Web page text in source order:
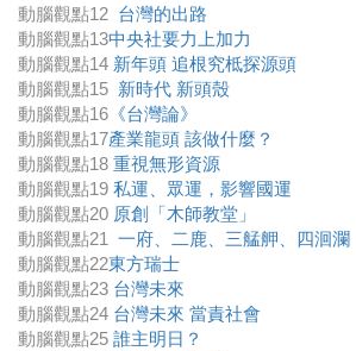
動腦觀點12 台灣的出路
動腦觀點13中央社要力上加力
動腦觀點14 新年頭 追根究柢探源頭
動腦觀點15 新時代 新頭殼
動腦觀點16 《台灣論》
動腦觀點17產業龍頭 該做什麼？
動腦觀點18 重視無形資源
動腦觀點19 私運、眾運，影響國運
動腦觀點20 原創「木師教堂」
動腦觀點21 一府、二鹿、三艋舺、四洄瀾
動腦觀點22東方瑞士
動腦觀點23 台灣未來
動腦觀點24 台灣未來 當責社會
動腦觀點25 誰主明日？